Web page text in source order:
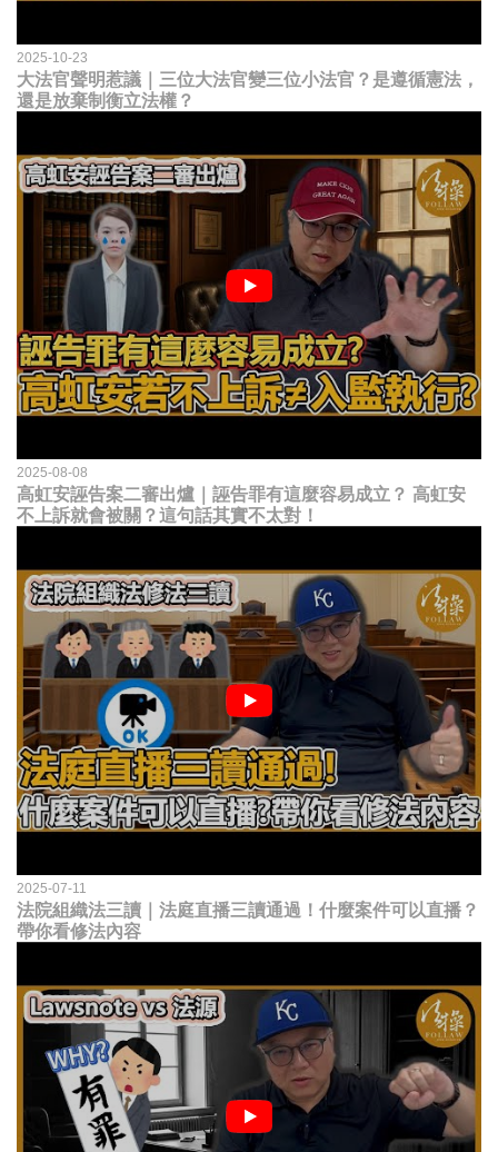
2025-10-23
大法官聲明惹議｜三位大法官變三位小法官？是遵循憲法，
還是放棄制衡立法權？
2025-08-08
高虹安誣告案二審出爐｜誣告罪有這麼容易成立？ 高虹安
不上訴就會被關？這句話其實不太對！
2025-07-11
法院組織法三讀｜法庭直播三讀通過！什麼案件可以直播？
帶你看修法內容